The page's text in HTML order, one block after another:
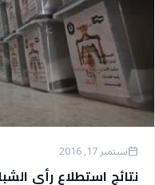
سبتمبر 17, 2016
نتائج استطلاع رأي